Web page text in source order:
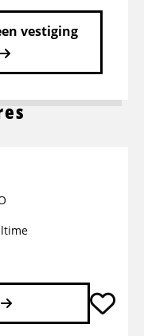
vestiging